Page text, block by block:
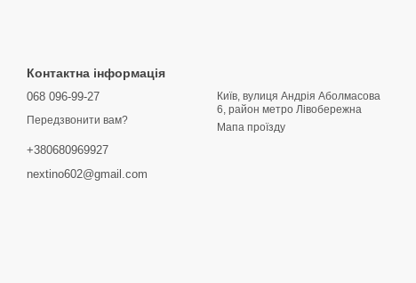
Контактна інформація
068 096-99-27
Передзвонити вам?
+380680969927
nextino602@gmail.com
Київ, вулиця Андрія Аболмасова
6, район метро Лівобережна
Мапа проїзду